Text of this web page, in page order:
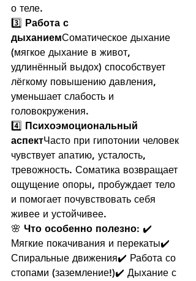
о теле.
3️⃣ Работа с
дыханиемСоматическое дыхание
(мягкое дыхание в живот,
удлинённый выдох) способствует
лёгкому повышению давления,
уменьшает слабость и
головокружения.
4️⃣ Психоэмоциональный
аспектЧасто при гипотонии человек
чувствует апатию, усталость,
тревожность. Соматика возвращает
ощущение опоры, пробуждает тело
и помогает почувствовать себя
живее и устойчивее.
🌸 Что особенно полезно: ✔️
Мягкие покачивания и перекаты✔️
Спиральные движения✔️ Работа со
стопами (заземление!)✔️ Дыхание с